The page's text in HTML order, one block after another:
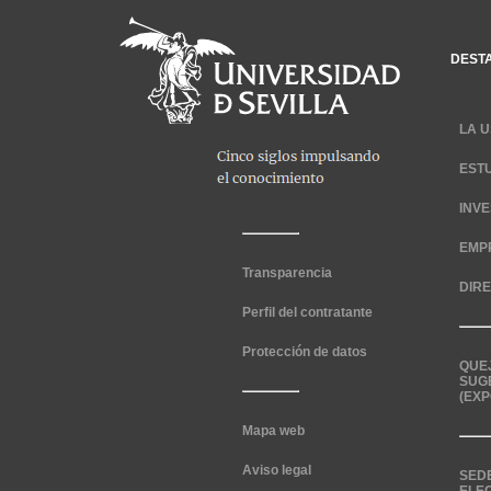
Transparencia
Perfil del contratante
Protección de datos
Mapa web
Aviso legal
LA